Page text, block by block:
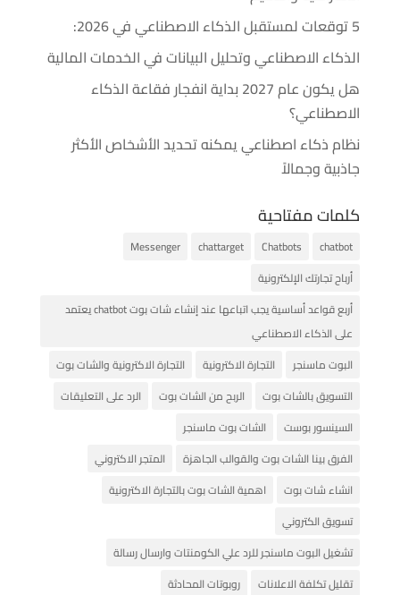
5 توقعات لمستقبل الذكاء الاصطناعي في 2026:
الذكاء الاصطناعي وتحليل البيانات في الخدمات المالية
هل يكون عام 2027 بداية انفجار فقاعة الذكاء
الاصطناعي؟
نظام ذكاء اصطناعي يمكنه تحديد الأشخاص الأكثر
جاذبية وجمالاً
كلمات مفتاحية
chatbot
Chatbots
chattarget
Messenger
أرباح تجارتك الإلكترونية
أربع قواعد أساسية يجب اتباعها عند إنشاء شات بوت chatbot يعتمد
على الذكاء الاصطناعي
البوت ماسنجر
التجارة الاكترونية
التجارة الاكترونية والشات بوت
التسويق بالشات بوت
الربح من الشات بوت
الرد على التعليقات
السينسور بوست
الشات بوت ماسنجر
الفرق بينا الشات بوت والقوالب الجاهزة
المتجر الاكتروني
انشاء شات بوت
اهمية الشات بوت بالتجارة الاكترونية
تسويق الكتروني
تشغيل البوت ماسنجر للرد علي الكومنتات وارسال رسالة
تقليل تكلفة الاعلانات
روبوتات المحادثة